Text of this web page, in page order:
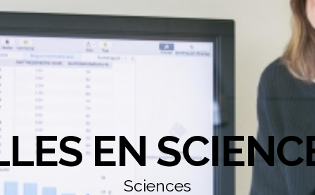
EN
Sciences